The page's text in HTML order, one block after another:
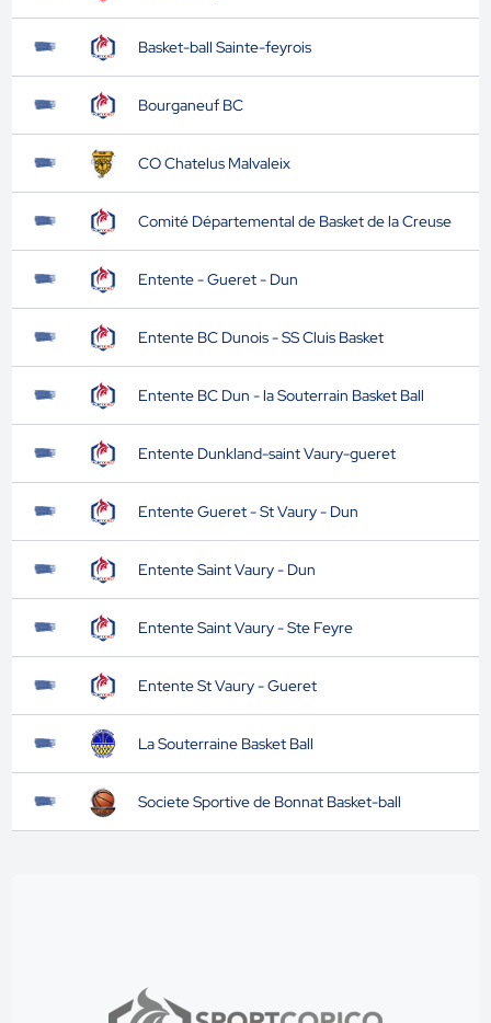
Basket-ball Sainte-feyrois
Bourganeuf BC
CO Chatelus Malvaleix
Comité Départemental de Basket de la Creuse
Entente - Gueret - Dun
Entente BC Dunois - SS Cluis Basket
Entente BC Dun - la Souterrain Basket Ball
Entente Dunkland-saint Vaury-gueret
Entente Gueret - St Vaury - Dun
Entente Saint Vaury - Dun
Entente Saint Vaury - Ste Feyre
Entente St Vaury - Gueret
La Souterraine Basket Ball
Societe Sportive de Bonnat Basket-ball